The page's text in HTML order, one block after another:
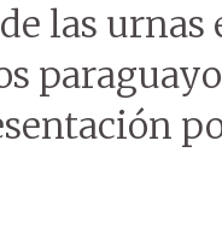
las